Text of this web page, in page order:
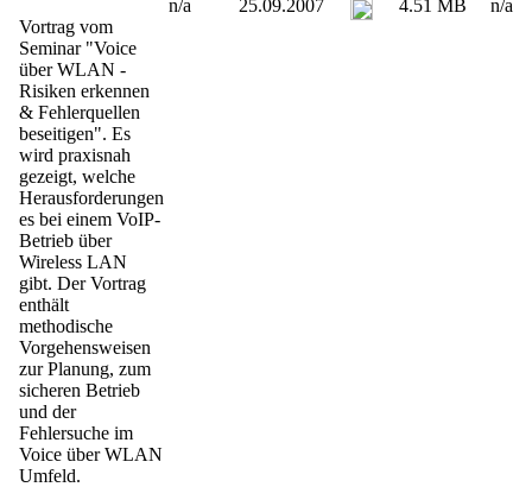
Vortrag vom
Seminar "Voice
über WLAN -
Risiken erkennen
& Fehlerquellen
beseitigen". Es
wird praxisnah
gezeigt, welche
Herausforderungen
es bei einem VoIP-
Betrieb über
Wireless LAN
gibt. Der Vortrag
enthält
methodische
Vorgehensweisen
zur Planung, zum
sicheren Betrieb
und der
Fehlersuche im
Voice über WLAN
Umfeld.
n/a 25.09.2007 4.51 MB n/a